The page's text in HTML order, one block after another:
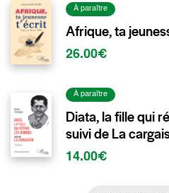
À paraître
Afrique, ta
26.00€
À paraître
Diata, la fille qui
suivi de La
14.00€